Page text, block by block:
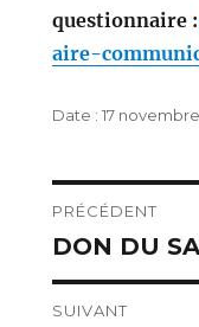
questionnaire :
aire-
Publié
17
Navigation
de
l’article
PRÉCÉDENT
Publication
précédente :
DON DU
SUIVANT